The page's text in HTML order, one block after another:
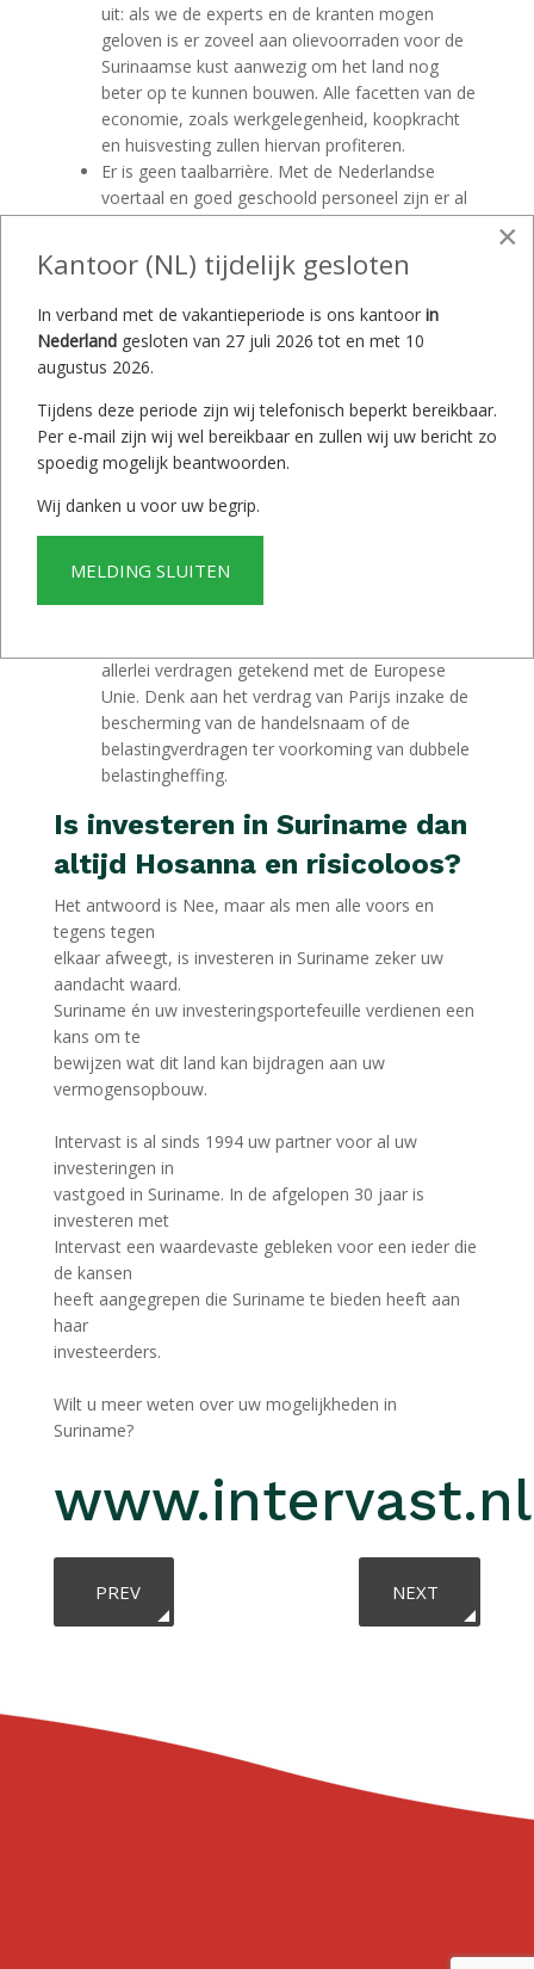
uit: als we de experts en de kranten mogen
geloven is er zoveel aan olievoorraden voor de
Surinaamse kust aanwezig om het land nog
beter op te kunnen bouwen. Alle facetten van de
economie, zoals werkgelegenheid, koopkracht
en huisvesting zullen hiervan profiteren.
Er is geen taalbarrière. Met de Nederlandse
voertaal en goed geschoold personeel zijn er al
legio goedlopende klantcontactcentra geopend
in Suriname. U kunt uw zaken gewoon in het
Nederlands voeren, dat is wel zo prettig!
De economie en het bankwezen zijn al verweven
met de US Dollar en de Euro. Betalingen en
opnames zijn hierdoor relatief makkelijk te doen.
Waardestijging van onroerend goed zijn de
afgelopen 10 jaar meer dan verdubbeld!
(Investeringen uit het verleden geven geen
garantie voor de toekomst)
springen om in Suriname te investeren.
Suriname is een kolonie van Nederland geweest
en dat vindt je ook terug in het wetssysteem,
allerlei verdragen getekend met de Europese
Unie. Denk aan het verdrag van Parijs inzake de
bescherming van de handelsnaam of de
belastingverdragen ter voorkoming van dubbele
belastingheffing.
Is investeren in Suriname dan
altijd Hosanna en risicoloos?
Het antwoord is Nee, maar als men alle voors en
tegens tegen
elkaar afweegt, is investeren in Suriname zeker uw
aandacht waard.
Suriname én uw investeringsportefeuille verdienen een
kans om te
bewijzen wat dit land kan bijdragen aan uw
vermogensopbouw.
Intervast is al sinds 1994 uw partner voor al uw
investeringen in
vastgoed in Suriname. In de afgelopen 30 jaar is
investeren met
Intervast een waardevaste gebleken voor een ieder die
de kansen
heeft aangegrepen die Suriname te bieden heeft aan
haar
investeerders.
Wilt u meer weten over uw mogelijkheden in
Suriname?
www.intervast.nl
PREVIOUS ARTICLE: JOUW WONING, ONZE
PREV NEXT ARTICLE:
NEXT
×
Kantoor (NL) tijdelijk gesloten
In verband met de vakantieperiode is ons kantoor in
Nederland gesloten van 27 juli 2026 tot en met 10
augustus 2026.
Tijdens deze periode zijn wij telefonisch beperkt bereikbaar.
Per e-mail zijn wij wel bereikbaar en zullen wij uw bericht zo
spoedig mogelijk beantwoorden.
Wij danken u voor uw begrip.
MELDING SLUITEN